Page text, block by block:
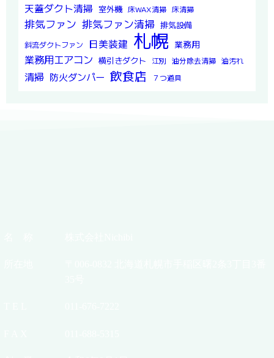
天蓋ダクト清掃 室外機 床WAX清掃 床清掃
排気ファン 排気ファン清掃 排気設備
斜流ダクトファン 日美装建 札幌 業務用
業務用エアコン 横引きダクト 江別 油分除去清掃 油汚れ
清掃 防火ダンパー 飲食店 ７つ道具